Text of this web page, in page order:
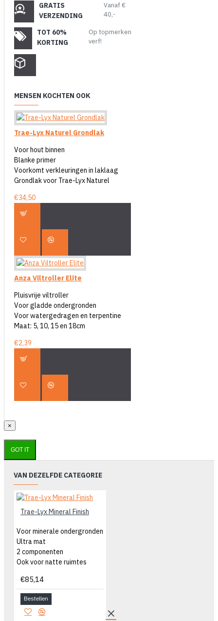
GRATIS
VERZENDING
Vanaf €
40,-
TOT 60%
KORTING
Op topmerken
verf!
MENSEN KOCHTEN OOK
Trae-Lyx Naturel Grondlak
Voor hout binnen
Blanke primer
Voorkomt verkleuringen in laklaag
Grondlak voor Trae-Lyx Naturel
€34,50
Anza Viltroller Elite
Pluisvrije viltroller
Voor gladde ondergronden
Voor watergedragen en terpentine
Maat: 5, 10, 15 en 18cm
€2,39
×
GOT IT
VAN DEZELFDE CATEGORIE
Trae-Lyx Mineral Finish
Voor minerale ondergronden
Ultra mat
2 componenten
Ook voor natte ruimtes
€85,14
Bestellen